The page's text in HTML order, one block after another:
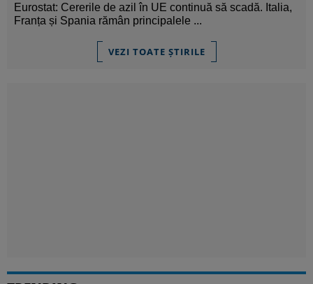
Eurostat: Cererile de azil în UE continuă să scadă. Italia,
Franța și Spania rămân principalele ...
VEZI TOATE ȘTIRILE